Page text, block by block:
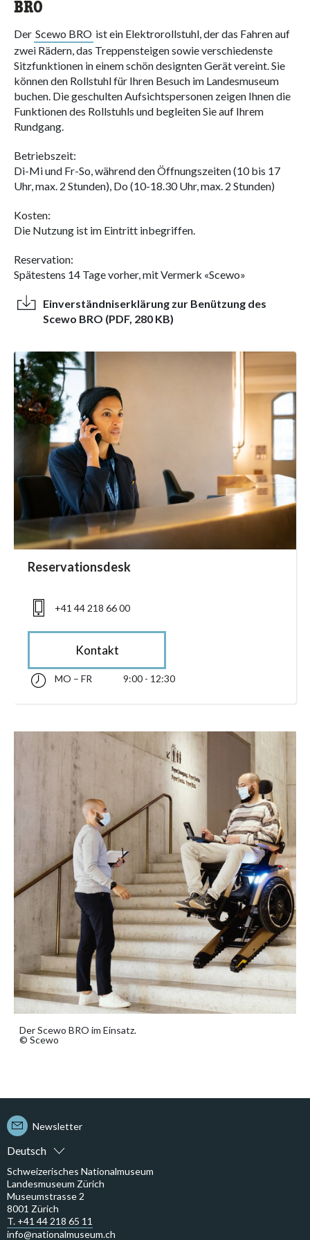
BRO
Der Scewo BRO ist ein Elektrorollstuhl, der das Fahren auf
zwei Rädern, das Treppensteigen sowie verschiedenste
Sitzfunktionen in einem schön designten Gerät vereint. Sie
können den Rollstuhl für Ihren Besuch im Landesmuseum
buchen. Die geschulten Aufsichtspersonen zeigen Ihnen die
Funktionen des Rollstuhls und begleiten Sie auf Ihrem
Rundgang.
Betriebszeit:
Di-Mi und Fr-So, während den Öffnungszeiten (10 bis 17
Uhr, max. 2 Stunden), Do (10-18.30 Uhr, max. 2 Stunden)
Kosten:
Die Nutzung ist im Eintritt inbegriffen.
Reservation:
Spätestens 14 Tage vorher, mit Vermerk «Scewo»
Einverständniserklärung zur Benützung des
Scewo BRO (PDF, 280 KB)
accessibility.sr-only.person_card_info
Reservationsdesk
accessibility.sr-only.phone
+41 44 218 66 00
Kontakt
accessibility.sr-only.opening_hours
Montag bis Freitag 09:00 - 12:30
MO – FR 9:00 - 12:30
Der Scewo BRO im Einsatz.
© Scewo
Deutsch
Newsletter
Schweizerisches Nationalmuseum
Landesmuseum Zürich
Museumstrasse 2
8001 Zürich
T. +41 44 218 65 11
info@nationalmuseum.ch